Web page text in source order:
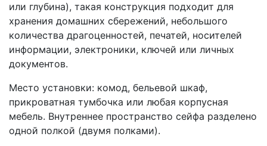
или глубина), такая конструкция подходит для
хранения домашних сбережений, небольшого
количества драгоценностей, печатей, носителей
информации, электроники, ключей или личных
документов.
Место установки: комод, бельевой шкаф,
прикроватная тумбочка или любая корпусная
мебель. Внутреннее пространство сейфа разделено
одной полкой (двумя полками).